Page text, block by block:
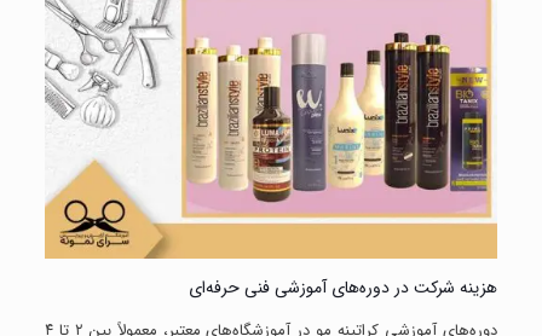
هزینه شرکت در دوره‌های آموزشی فنی حرفه‌ای
دوره‌های آموزشی کراتینه مو در آموزشگاه‌های معتبر، معمولاً بین ۲ تا ۴